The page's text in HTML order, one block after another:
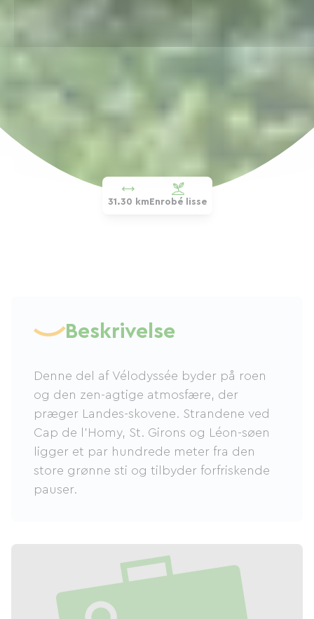
31.30 kmEnrobé lisse
Beskrivelse
Denne del af Vélodyssée byder på roen
og den zen-agtige atmosfære, der
præger Landes-skovene. Strandene ved
Cap de l'Homy, St. Girons og Léon-søen
ligger et par hundrede meter fra den
store grønne sti og tilbyder forfriskende
pauser.